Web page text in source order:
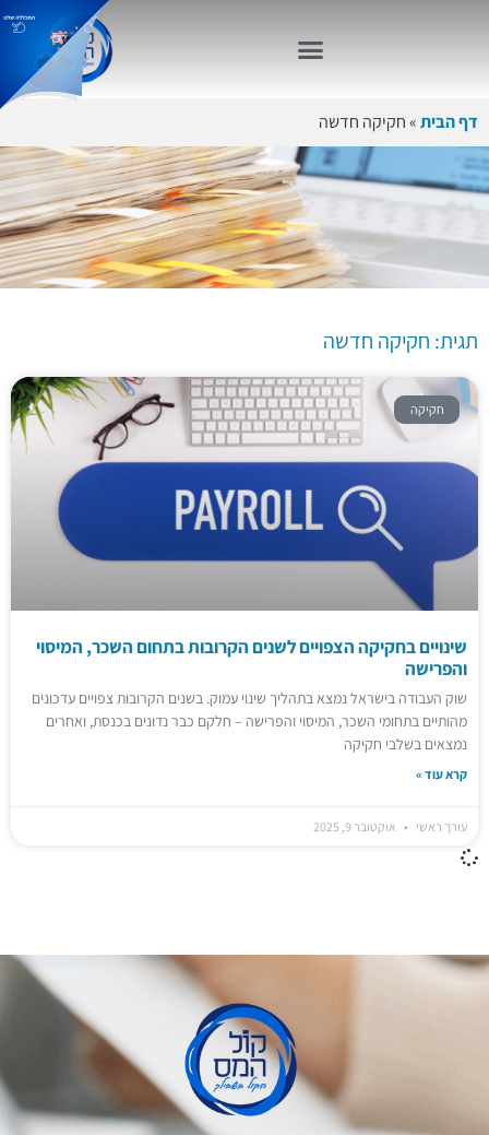
דף הבית»חקיקה חדשה
תגית: חקיקה חדשה
חקיקה
שינויים בחקיקה הצפויים לשנים הקרובות בתחום השכר, המיסוי
והפרישה
שוק העבודה בישראל נמצא בתהליך שינוי עמוק. בשנים הקרובות צפויים עדכונים
מהותיים בתחומי השכר, המיסוי והפרישה – חלקם כבר נדונים בכנסת, ואחרים
נמצאים בשלבי חקיקה
קרא עוד »
עורך ראשי אוקטובר 9, 2025